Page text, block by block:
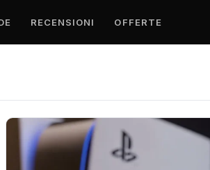
RECENSIONI OFFERTE